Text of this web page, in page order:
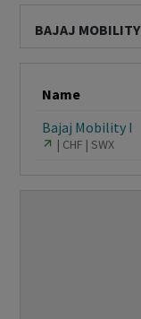
BAJAJ MOBILITY
Name
Bajaj Mobility I
CHF SWX